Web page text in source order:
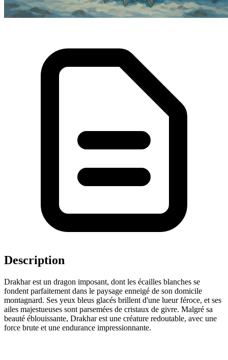
Description
Drakhar est un dragon imposant, dont les écailles blanches se
fondent parfaitement dans le paysage enneigé de son domicile
montagnard. Ses yeux bleus glacés brillent d'une lueur féroce, et ses
ailes majestueuses sont parsemées de cristaux de givre. Malgré sa
beauté éblouissante, Drakhar est une créature redoutable, avec une
force brute et une endurance impressionnante.